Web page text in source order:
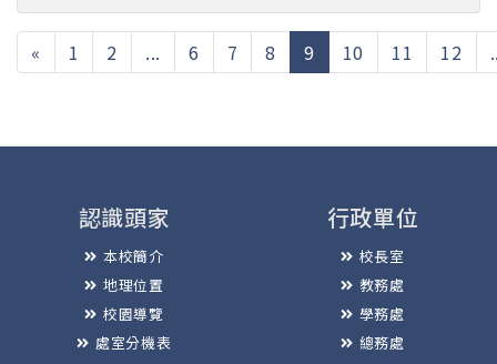
« 1 2 ... 6 7 8 9(current)
10 11 12
認識頭家
本校簡介
地理位置
校園導覽
處室分機表
行政單位
校長室
教務處
學務處
總務處